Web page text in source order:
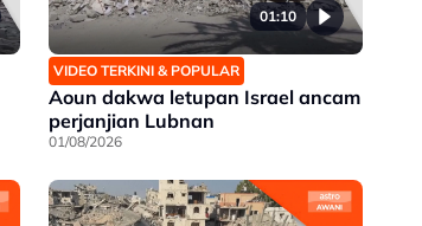
01:10
VIDEO TERKINI & POPULAR
Aoun dakwa letupan Israel ancam
perjanjian Lubnan
01/08/2026